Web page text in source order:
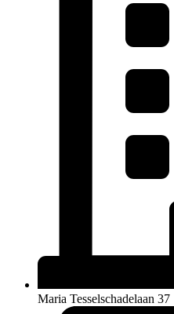
Maria Tesselschadelaan 37